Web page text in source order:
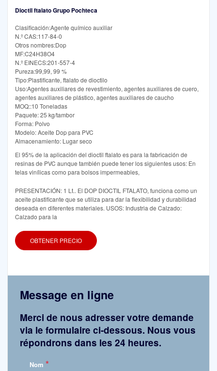
Dioctil ftalato Grupo Pochteca
Clasificación:Agente químico auxiliar
N.º CAS:117-84-0
Otros nombres:Dop
MF:C24H38O4
N.º EINECS:201-557-4
Pureza:99,99, 99 %
Tipo:Plastificante, ftalato de dioctilo
Uso:Agentes auxiliares de revestimiento, agentes auxiliares de cuero,
agentes auxiliares de plástico, agentes auxiliares de caucho
MOQ::10 Toneladas
Paquete: 25 kg/tambor
Forma: Polvo
Modelo: Aceite Dop para PVC
Almacenamiento: Lugar seco
El 95% de la aplicación del dioctil ftalato es para la fabricación de
resinas de PVC aunque también puede tener los siguientes usos: En
telas vinílicas como para bolsos impermeables,
PRESENTACIÓN: 1 Lt.. El DOP DIOCTIL FTALATO, funciona como un
aceite plastificante que se utiliza para dar la flexibilidad y durabilidad
deseada en diferentes materiales. USOS: Industria de Calzado:
Calzado para la
OBTENER PRECIO
Message en ligne
Merci de nous adresser votre demande
via le formulaire ci-dessous. Nous vous
répondrons dans les 24 heures.
Nom *